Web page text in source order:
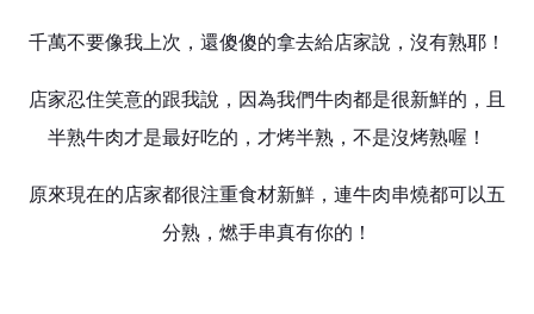
千萬不要像我上次，還傻傻的拿去給店家說，沒有熟耶！
店家忍住笑意的跟我說，因為我們牛肉都是很新鮮的，且
半熟牛肉才是最好吃的，才烤半熟，不是沒烤熟喔！
原來現在的店家都很注重食材新鮮，連牛肉串燒都可以五
分熟，燃手串真有你的！